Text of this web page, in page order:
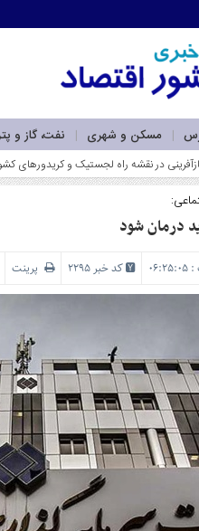
مسکن و شهری نفت، گاز و
بر گسترش همکاری‌های _
درمان شود
کد خبر 2295 پرینت